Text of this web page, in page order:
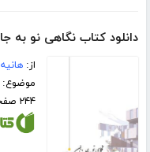
دانلود کتاب نگاهی نو به
از:
۲۴۴ صفحه